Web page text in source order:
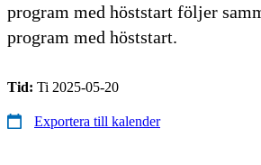
program med höststart följer
program med höststart.
Tid: Ti 2025-05-20
Exportera till kalender